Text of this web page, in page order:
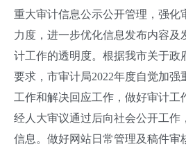
重大审计信息公示公开管理，强化
力度，进一步优化信息发布内容及
计工作的透明度。根据我市关于政
要求，市审计局2022年度自觉加强
工作和解决回应工作，做好审计工
经人大审议通过后向社会公开工作
信息。做好网站日常管理及稿件审